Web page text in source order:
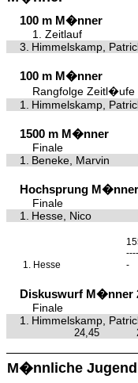
100 m M�nner
1. Zeitlauf
3. Himmelskamp,
100 m M�nner
Rangfolge Zeitl�ufe
1.
Himmelskamp,
1500 m M�nner
Finale
1.
Beneke, Marvin
Hochsprung M�nner
Finale
1.
Hesse, Nico
1. Hesse -
Diskuswurf M�nner
Finale
1.
Himmelskamp,
24,45
M�nnliche Jugend